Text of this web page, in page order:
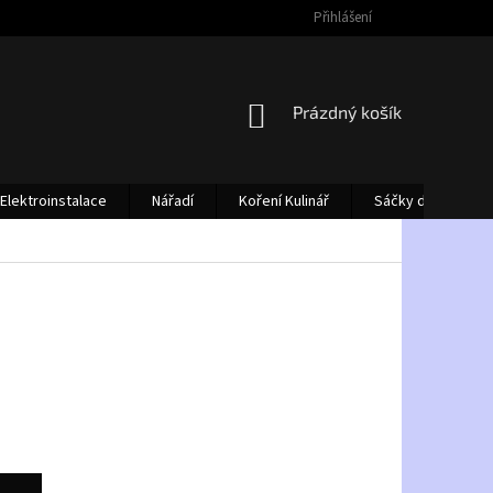
Přihlášení
NÁKUPNÍ
Prázdný košík
Elektroinstalace Nářadí Koření Kulinář
Sáčky do